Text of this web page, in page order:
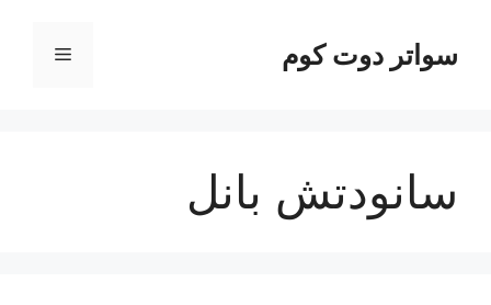
المحتوىسواتر دوت كوم القائمة
سانودتش بانل